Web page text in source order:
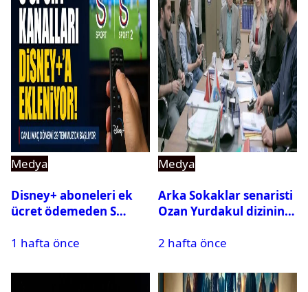
Medya
Disney+ aboneleri ek
ücret ödemeden S
izleyebilecek
1 hafta önce
Medya
Arka Sokaklar senaristi
Ozan Yurdakul dizinin
2 hafta önce